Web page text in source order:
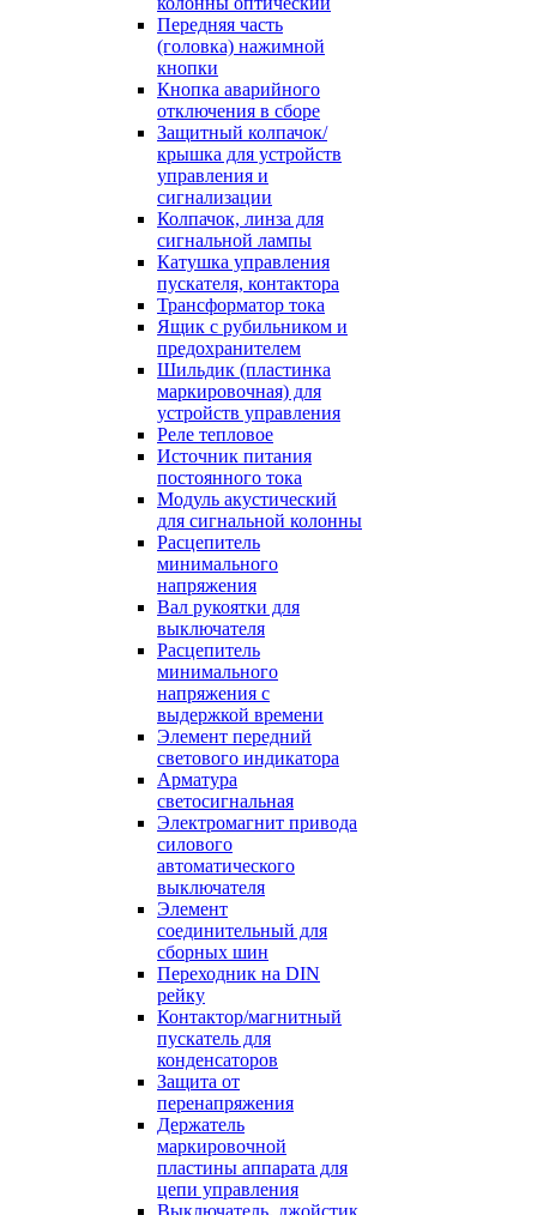
Передняя часть
(головка) нажимной
кнопки
Кнопка аварийного
отключения в сборе
Защитный колпачок/
крышка для устройств
управления и
сигнализации
Колпачок, линза для
сигнальной лампы
Катушка управления
пускателя, контактора
Трансформатор тока
Ящик с рубильником и
предохранителем
Шильдик (пластинка
маркировочная) для
устройств управления
Реле тепловое
Источник питания
постоянного тока
Модуль акустический
для сигнальной колонны
Расцепитель
минимального
напряжения
Вал рукоятки для
выключателя
Расцепитель
минимального
напряжения с
выдержкой времени
Элемент передний
светового индикатора
Арматура
светосигнальная
Электромагнит привода
силового
автоматического
выключателя
Элемент
соединительный для
сборных шин
Переходник на DIN
рейку
Контактор/магнитный
пускатель для
конденсаторов
Защита от
перенапряжения
Держатель
маркировочной
пластины аппарата для
цепи управления
Выключатель, джойстик